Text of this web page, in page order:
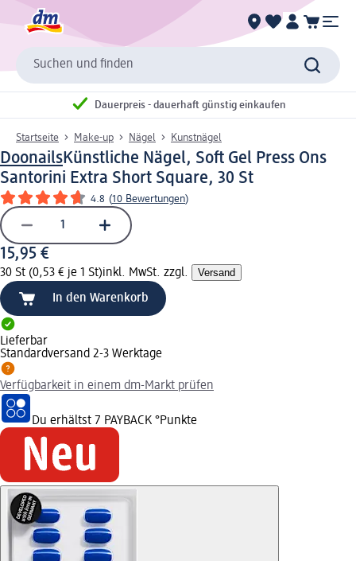
Suchen und finden
Dauerpreis - dauerhaft günstig einkaufen
Startseite Make-up Nägel Kunstnägel
DoonailsKünstliche Nägel, Soft Gel Press Ons
Santorini Extra Short Square, 30 St
4.8 (10 Bewertungen)
15,95 €
30 St (0,53 € je 1 St)inkl. MwSt. zzgl. Versand
In den Warenkorb
Lieferbar
Standardversand 2-3 Werktage
Verfügbarkeit in einem dm-Markt prüfen
Du erhältst 7 PAYBACK °Punkte